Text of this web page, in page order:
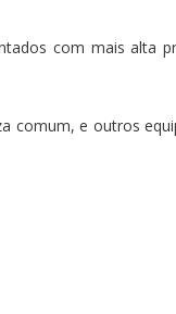
com mais alta
comum, e outros